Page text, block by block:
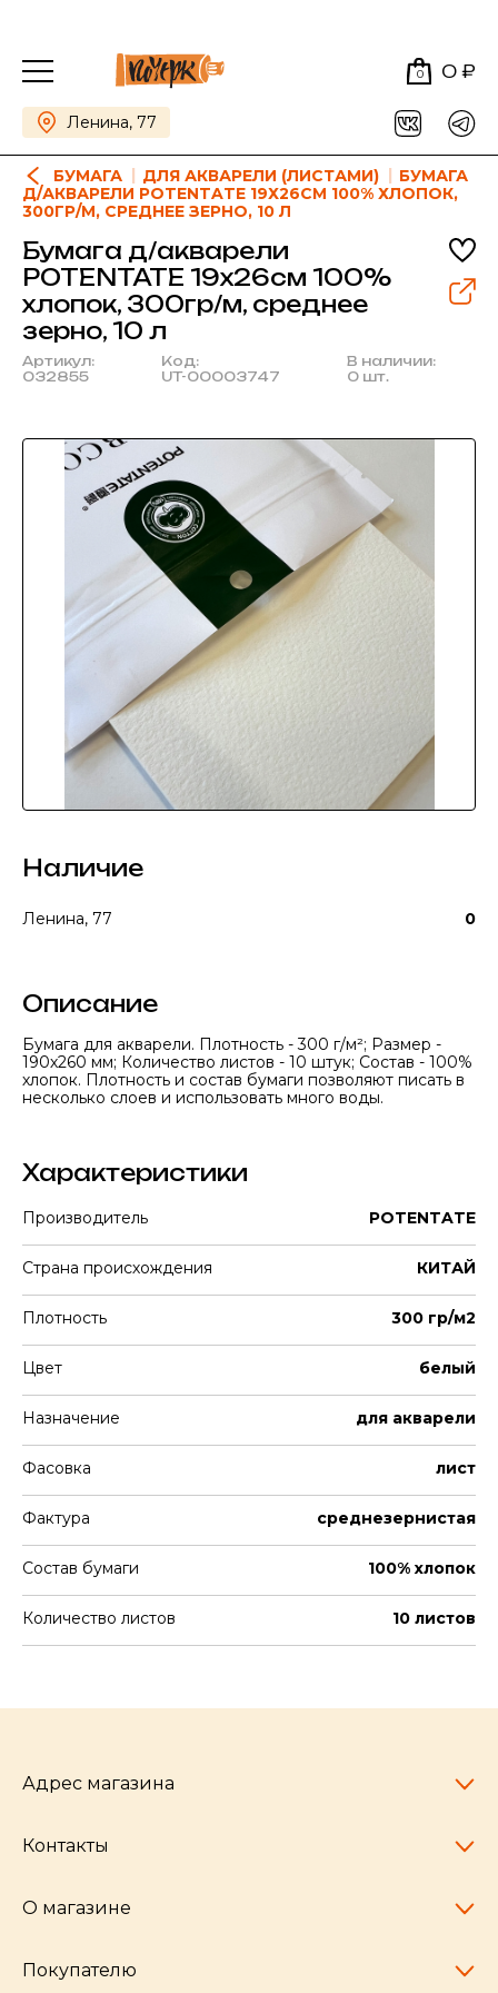
0 0 ₽
Ленина, 77
БУМАГА ДЛЯ АКВАРЕЛИ (ЛИСТАМИ)
БУМАГА
Д/АКВАРЕЛИ POTENTATE 19Х26СМ 100% ХЛОПОК,
300ГР/М, СРЕДНЕЕ ЗЕРНО, 10 Л
Бумага д/акварели
POTENTATE 19х26см 100%
хлопок, 300гр/м, среднее
зерно, 10 л
Артикул:
032855
Код:
UT-00003747
В наличии:
0 шт.
Наличие
Ленина, 77 0
Описание
Бумага для акварели. Плотность - 300 г/м²; Размер -
190х260 мм; Количество листов - 10 штук; Состав - 100%
хлопок. Плотность и состав бумаги позволяют писать в
несколько слоев и использовать много воды.
Характеристики
Производитель POTENTATE
Страна происхождения КИТАЙ
Плотность 300 гр/м2
Цвет белый
Назначение для акварели
Фасовка лист
Фактура среднезернистая
Состав бумаги 100% хлопок
Количество листов 10 листов
Адрес магазина
Челябинск,
Контакты
pocherkartshop@mail.ru
hello@pocherkartshop.ru
О магазине
Наши истории
Покупателю